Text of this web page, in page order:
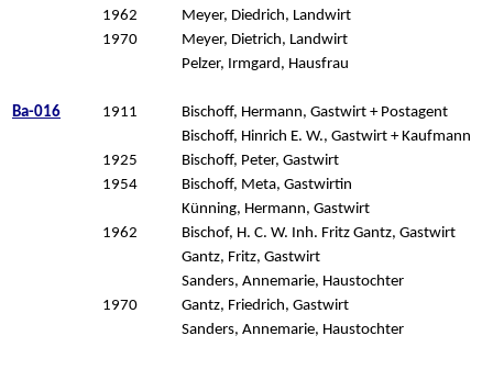
1962
Meyer, Diedrich, Landwirt
1970
Meyer, Dietrich, Landwirt
Pelzer, Irmgard, Hausfrau
Ba-016 1911
Bischoff, Hermann, Gastwirt + Postagent
Bischoff, Hinrich E. W., Gastwirt + Kaufmann
1925
Bischoff, Peter, Gastwirt
1954
Bischoff, Meta, Gastwirtin
Künning, Hermann, Gastwirt
1962
Bischof, H. C. W. Inh. Fritz Gantz, Gastwirt
Gantz, Fritz, Gastwirt
Sanders, Annemarie, Haustochter
1970
Gantz, Friedrich, Gastwirt
Sanders, Annemarie, Haustochter